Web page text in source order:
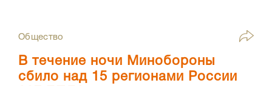
Общество
В течение ночи Минобороны
сбило над 15 регионами России